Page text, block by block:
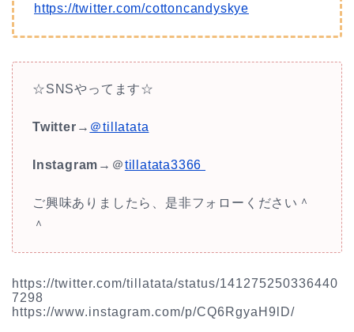
https://twitter.com/cottoncandyskye
☆SNSやってます☆
Twitter → ＠tillatata
Instagram →＠tillatata3366
ご興味ありましたら、是非フォローください＾
＾
https://twitter.com/tillatata/status/141275250336440
7298
https://www.instagram.com/p/CQ6RgyaH9lD/